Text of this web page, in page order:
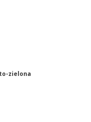
zielona